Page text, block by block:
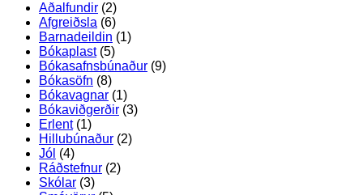
Aðalfundir (2)
Afgreiðsla (6)
Barnadeildin (1)
Bókaplast(5)
Bókasafnsbúnaður (9)
Bókasöfn (8)
Bókavagnar (1)
Bókaviðgerðir (3)
Erlent(1)
Hillubúnaður (2)
Jól (4)
Ráðstefnur (2)
Skólar (3)